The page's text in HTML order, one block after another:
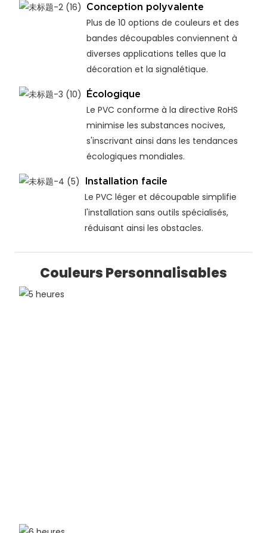
Conception polyvalente
Plus de 10 options de couleurs et des
bandes découpables conviennent à
diverses applications telles que la
décoration et la signalétique.
Écologique
Le PVC conforme à la directive RoHS
minimise les substances nocives,
s'inscrivant ainsi dans les tendances
écologiques mondiales.
Installation facile
Le PVC léger et découpable simplifie
l'installation sans outils spécialisés,
réduisant ainsi les obstacles.
Couleurs Personnalisables